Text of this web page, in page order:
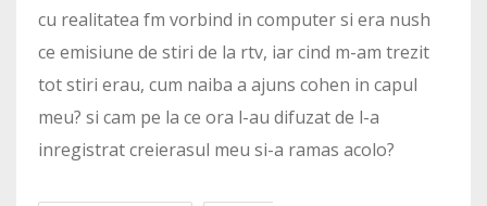
cu realitatea fm vorbind in computer si era nush
ce emisiune de stiri de la rtv, iar cind m-am trezit
tot stiri erau, cum naiba a ajuns cohen in capul
meu? si cam pe la ce ora l-au difuzat de l-a
inregistrat creierasul meu si-a ramas acolo?